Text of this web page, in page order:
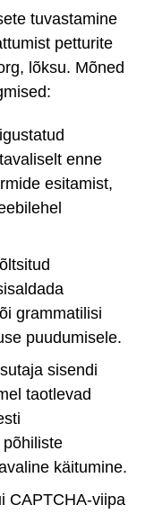
tuvastamine
petturite
lõksu. Mõned
enne
esitamist,
grammatilisi
puudumisele.
sisendi
taotlevad
käitumine.
CAPTCHA-viipa